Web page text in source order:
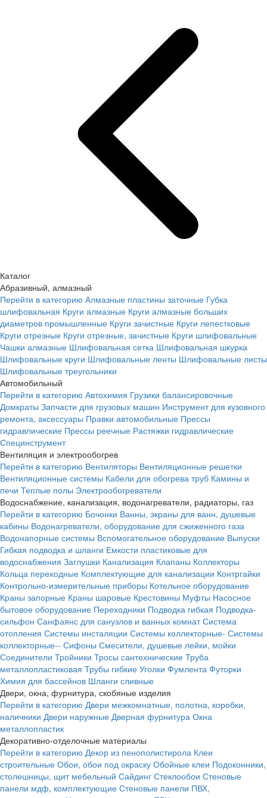
Каталог
Абразивный, алмазный
Перейти в категорию Алмазные пластины заточные Губка
шлифовальная Круги алмазные Круги алмазные больших
диаметров промышленные Круги зачистные Круги лепестковые
Круги отрезные Круги отрезные, зачистные Круги шлифовальные
Чашки алмазные Шлифовальная сетка Шлифовальная шкурка
Шлифовальные круги Шлифовальные ленты Шлифовальные листы
Шлифовальные треугольники
Автомобильный
Перейти в категорию Автохимия Грузики балансировочные
Домкраты Запчасти для грузовых машин Инструмент для кузовного
ремонта, аксессуары Правки автомобильные Прессы
гидравлические Прессы реечные Растяжки гидравлические
Специнструмент
Вентиляция и электрообогрев
Перейти в категорию Вентиляторы Вентиляционные решетки
Вентиляционные системы Кабели для обогрева труб Камины и
печи Теплые полы Электрообогреватели
Водоснабжение, канализация, водонагреватели, радиаторы, газ
Перейти в категорию Бочонки Ванны, экраны для ванн, душевые
кабины Водонагреватели, оборудование для сжиженного газа
Водонапорные системы Вспомогательное оборудование Выпуски
Гибкая подводка и шланги Емкости пластиковые для
водоснабжения Заглушки Канализация Клапаны Коллекторы
Кольца переходные Комплектующие для канализации Контргайки
Контрольно-измерительные приборы Котельное оборудование
Краны запорные Краны шаровые Крестовины Муфты Насосное
бытовое оборудование Переходники Подводка гибкая Подводка-
сильфон Санфаянс для санузлов и ванных комнат Система
отопления Системы инсталяции Системы коллекторные- Системы
коллекторные-- Сифоны Смесители, душевые лейки, мойки
Соединители Тройники Тросы сантехнические Труба
металлопластиковая Трубы гибкие Уголки Фумлента Футорки
Химия для бассейнов Шланги сливные
Двери, окна, фурнитура, скобяные изделия
Перейти в категорию Двери межкомнатные, полотна, коробки,
наличники Двери наружные Дверная фурнитура Окна
металлопластик
Декоративно-отделочные материалы
Перейти в категорию Декор из пенополистирола Клеи
строительные Обои, обои под окраску Обойные клеи Подоконники,
столешницы, щит мебельный Сайдинг Стеклообои Стеновые
панели мдф, комплектующие Стеновые панели ПВХ,